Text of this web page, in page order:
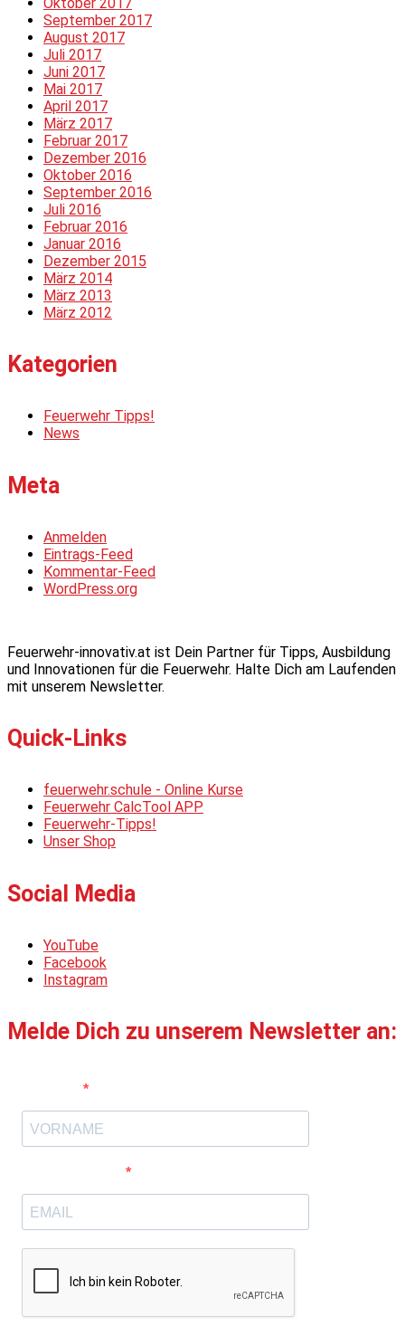
September 2017
August 2017
Juli 2017
Juni 2017
Mai 2017
April 2017
März 2017
Februar 2017
Dezember 2016
Oktober 2016
September 2016
Juli 2016
Februar 2016
Januar 2016
Dezember 2015
März 2014
März 2013
März 2012
Kategorien
Feuerwehr Tipps!
News
Meta
Anmelden
Eintrags-Feed
Kommentar-Feed
WordPress.org
Feuerwehr-innovativ.at ist Dein Partner für Tipps, Ausbildung
und Innovationen für die Feuerwehr. Halte Dich am Laufenden
mit unserem Newsletter.
Quick-Links
feuerwehr.schule - Online Kurse
Feuerwehr CalcTool APP
Feuerwehr-Tipps!
Unser Shop
Social Media
YouTube
Facebook
Instagram
Melde Dich zu unserem Newsletter an: